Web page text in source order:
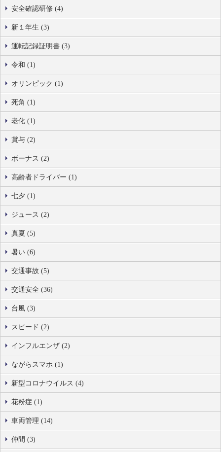
安全確認研修 (4)
新１年生 (3)
運転記録証明書 (3)
令和 (1)
オリンピック (1)
死角 (1)
老化 (1)
賞与 (2)
ボーナス (2)
高齢者ドライバー (1)
七夕 (1)
ジュース (2)
真夏 (5)
暑い (6)
交通事故 (5)
交通安全 (36)
台風 (3)
スピード (2)
インフルエンザ (2)
ながらスマホ (1)
新型コロナウイルス (4)
花粉症 (1)
車両管理 (14)
仲間 (3)